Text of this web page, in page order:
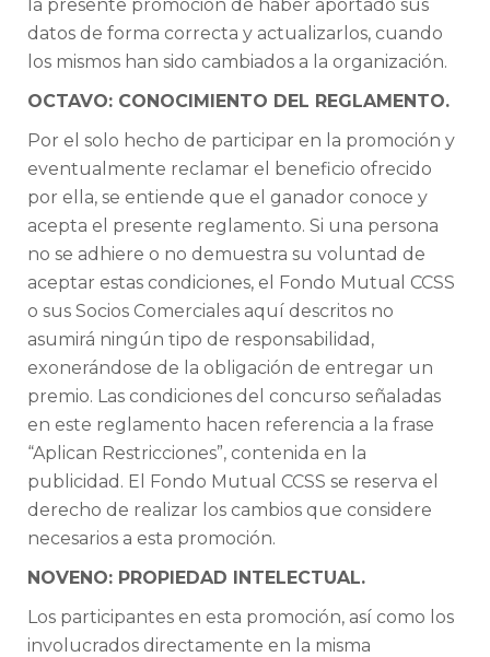
la presente promoción de haber aportado sus
datos de forma correcta y actualizarlos, cuando
los mismos han sido cambiados a la organización.
OCTAVO: CONOCIMIENTO DEL REGLAMENTO.
Por el solo hecho de participar en la promoción y
eventualmente reclamar el beneficio ofrecido
por ella, se entiende que el ganador conoce y
acepta el presente reglamento. Si una persona
no se adhiere o no demuestra su voluntad de
aceptar estas condiciones, el Fondo Mutual CCSS
o sus Socios Comerciales aquí descritos no
asumirá ningún tipo de responsabilidad,
exonerándose de la obligación de entregar un
premio. Las condiciones del concurso señaladas
en este reglamento hacen referencia a la frase
“Aplican Restricciones”, contenida en la
publicidad. El Fondo Mutual CCSS se reserva el
derecho de realizar los cambios que considere
necesarios a esta promoción.
NOVENO: PROPIEDAD INTELECTUAL.
Los participantes en esta promoción, así como los
involucrados directamente en la misma